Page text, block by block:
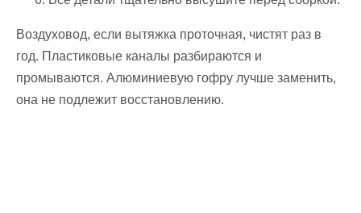
Воздуховод, если вытяжка проточная, чистят раз в
год. Пластиковые каналы разбираются и
промываются. Алюминиевую гофру лучше заменить,
она не подлежит восстановлению.